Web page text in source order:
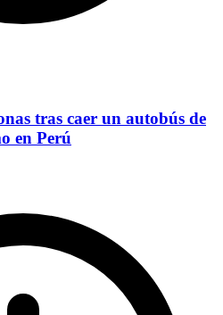
tras caer un autobús de
en Perú